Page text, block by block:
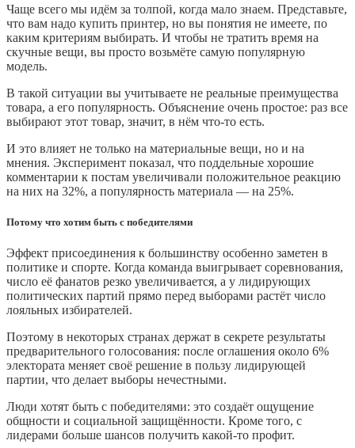
Чаще всего мы идём за толпой, когда мало знаем. Представьте,
что вам надо купить принтер, но вы понятия не имеете, по
каким критериям выбирать. И чтобы не тратить время на
скучные вещи, вы просто возьмёте самую популярную
модель.
В такой ситуации вы учитываете не реальные преимущества
товара, а его популярность. Объяснение очень простое: раз все
выбирают этот товар, значит, в нём что-то есть.
И это влияет не только на материальные вещи, но и на
мнения. Эксперимент показал, что поддельные хорошие
комментарии к постам увеличивали положительное реакцию
на них на 32%, а популярность материала — на 25%.
Потому что хотим быть с победителями
Эффект присоединения к большинству особенно заметен в
политике и спорте. Когда команда выигрывает соревнования,
число её фанатов резко увеличивается, а у лидирующих
политических партий прямо перед выборами растёт число
лояльных избирателей.
Поэтому в некоторых странах держат в секрете результаты
предварительного голосования: после оглашения около 6%
электората меняет своё решение в пользу лидирующей
партии, что делает выборы нечестными.
Люди хотят быть с победителями: это создаёт ощущение
общности и социальной защищённости. Кроме того, с
лидерами больше шансов получить какой-то профит.